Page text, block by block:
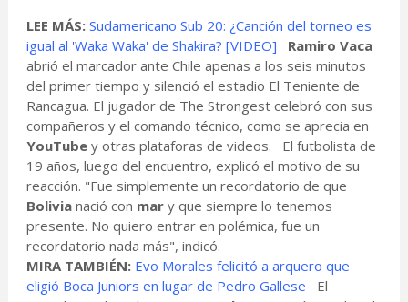
LEE MÁS: Sudamericano Sub 20: ¿Canción del torneo es
igual al 'Waka Waka' de Shakira? [VIDEO]
Ramiro Vaca
abrió el marcador ante Chile apenas a los seis minutos
del primer tiempo y silenció el estadio El Teniente de
Rancagua. El jugador de The Strongest celebró con sus
compañeros y el comando técnico, como se aprecia en
YouTube y otras plataforas de videos. El futbolista de
19 años, luego del encuentro, explicó el motivo de su
reacción. "Fue simplemente un recordatorio de que
Bolivianació con mary que siempre lo tenemos
presente. No quiero entrar en polémica, fue un
recordatorio nada más", indicó.
MIRA TAMBIÉN: Evo Morales felicitó a arquero que
eligió Boca Juniors en lugar de Pedro Gallese El